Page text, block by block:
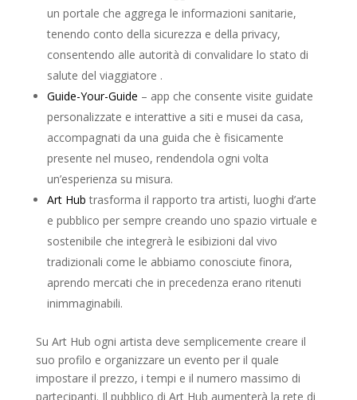
un portale che aggrega le informazioni sanitarie,
tenendo conto della sicurezza e della privacy,
consentendo alle autorità di convalidare lo stato di
salute del viaggiatore .
Guide-Your-Guide – app che consente visite guidate
personalizzate e interattive a siti e musei da casa,
accompagnati da una guida che è fisicamente
presente nel museo, rendendola ogni volta
un’esperienza su misura.
Art Hub trasforma il rapporto tra artisti, luoghi d’arte
e pubblico per sempre creando uno spazio virtuale e
sostenibile che integrerà le esibizioni dal vivo
tradizionali come le abbiamo conosciute finora,
aprendo mercati che in precedenza erano ritenuti
inimmaginabili.
Su Art Hub ogni artista deve semplicemente creare il
suo profilo e organizzare un evento per il quale
impostare il prezzo, i tempi e il numero massimo di
partecipanti. Il pubblico di Art Hub aumenterà la rete di